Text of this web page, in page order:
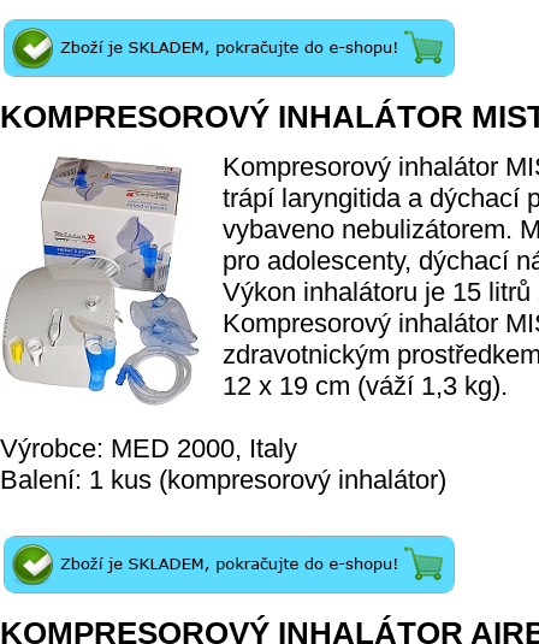
KOMPRESOROVÝ INHALÁTOR
Kompresorový inhalátor
trápí laryngitida a dýchací
vybaveno nebulizátorem.
pro adolescenty, dýchací
Výkon inhalátoru je 15
Kompresorový inhalátor
zdravotnickým
12 x 19 cm (váží 1,3 kg).
Výrobce: MED 2000, Italy
Balení: 1 kus (kompresorový inhalátor)
KOMPRESOROVÝ INHALÁTOR